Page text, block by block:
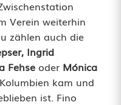
Verein weiterhin
zählen auch die
Ingrid
Fehse oder Mónica
kam und
ist. Fino